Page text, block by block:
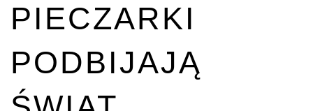
PIECZARKI
PODBIJAJĄ